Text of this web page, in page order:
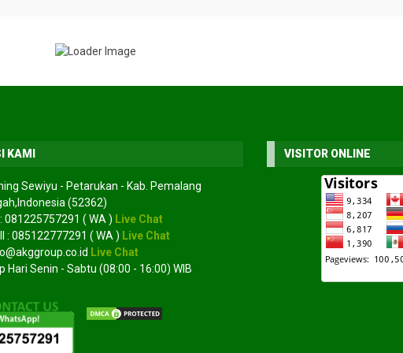
Jual bibit mangrove
Hubungi CS
*Harga Hubungi CS
KAMI
Sewiyu - Petarukan - Kab. Pemalang
(52362)
081225757291 ( WA ) Live Chat
: 085122777291 ( WA ) Live Chat
Live Chat
Hari Senin - Sabtu (08:00 - 16:00) WIB
VISITOR ONLINE